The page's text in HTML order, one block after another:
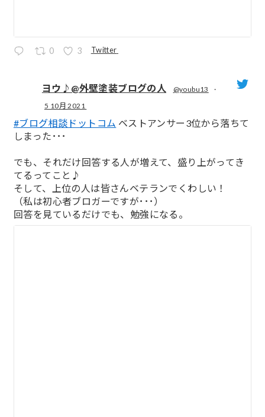
0 3 Twitter
ヨウ♪@外壁塗装ブログの人 @youbu13
·
5 10月 2021
#ブログ相談ドットコム ベストアンサー3位から落ちて
しまった･･･
でも、それだけ回答する人が増えて、盛り上がってき
てるってこと♪
そして、上位の人は皆さんベテランでくわしい！
（私は初心者ブロガーですが･･･）
回答を見ているだけでも、勉強になる。